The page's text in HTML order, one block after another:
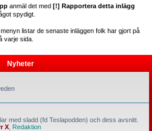
anmäl det med [!] Rapportera detta inlägg
spydigt.
listar de senaste inläggen folk har gjort på
varje sida.
Nyheter
med sladd (fd Teslapodden) och dess avsnitt.
X Redaktion